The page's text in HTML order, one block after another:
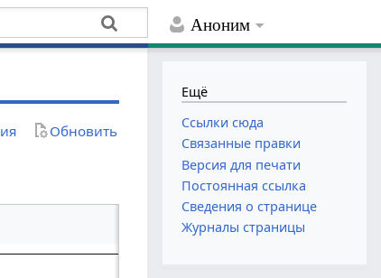
Аноним
Обновить
Ещё
Ссылки сюда
Связанные правки
Версия для печати
Постоянная ссылка
Сведения о странице
Журналы страницы